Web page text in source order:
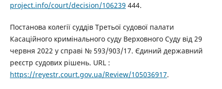
project.info/court/decision/106239 444.
Постанова колегії суддів Третьої судової палати
Касаційного кримінального суду Верховного Суду від 29
червня 2022 у справі № 593/903/17. Єдиний державний
реєстр судових рішень. URL :
https://reyestr.court.gov.ua/Review/105036917.